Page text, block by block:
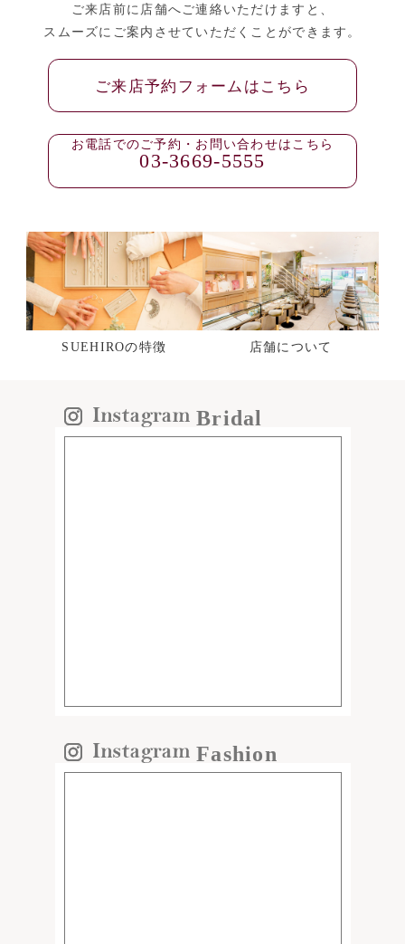
ご来店前に店舗へご連絡いただけますと、
スムーズにご案内させていただくことができます。
ご来店予約フォームはこちら
お電話でのご予約・お問い合わせはこちら
03-3669-5555
SUEHIROの特徴 店舗について
Bridal
Fashion